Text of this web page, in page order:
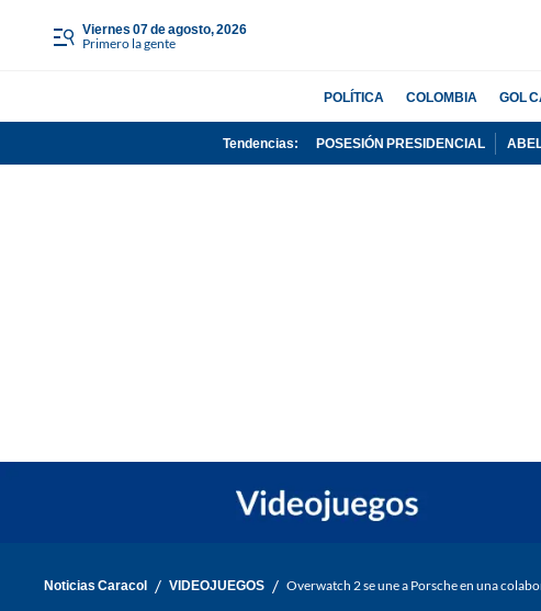
viernes 07 de agosto, 2026
Primero la gente
POLÍTICA COLOMBIA GOL
Tendencias: POSESIÓN PRESIDENCIAL
Noticias Caracol / VIDEOJUEGOS / Overwatch 2 se une a Porsche en una